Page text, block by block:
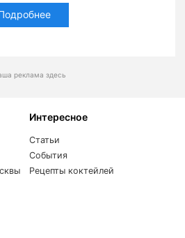
реклама здесь
Интересное
Статьи
События
Рецепты коктейлей